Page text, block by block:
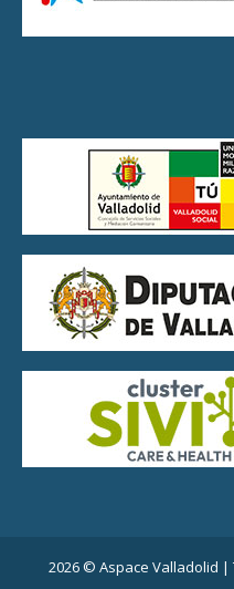
2026 © Aspace Valladolid